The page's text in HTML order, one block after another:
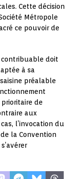
Cette décision
Métropole
ce pouvoir de
contribuable doit
à sa
préalable
de
aux
l’invocation du
la Convention